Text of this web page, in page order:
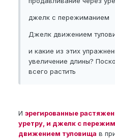
джелк с пережиманием
Джелк движением
и какие из этих
увеличение длины?
всего растить
И эрегированные
уретру, и джелк с
движением туловища в